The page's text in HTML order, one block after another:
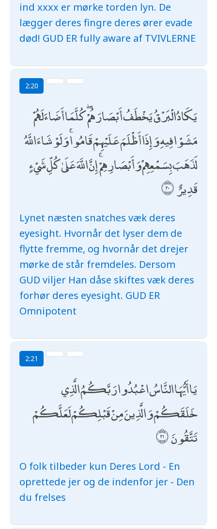
ind xxxx er mørke torden lyn. De
lægger deres fingre deres ører evade
død! GUD ER fully aware af TVIVLERNE
2:20
يَكَادُ الْبَرْقُ يَخْطَفُ أَبْصَارَهُمْ ۖ كُلَّمَا أَضَاءَ لَهُمْ
مَشَوْا فِيهِ وَإِذَا أَظْلَمَ عَلَيْهِمْ قَامُوا ۚ وَلَوْ شَاءَ اللَّهُ
لَذَهَبَ بِسَمْعِهِمْ وَأَبْصَارِهِمْ ۚ إِنَّ اللَّهَ عَلَىٰ كُلِّ شَيْءٍ
قَدِيرٌ
Lynet næsten snatches væk deres
eyesight. Hvornår det lyser dem de
flytte fremme, og hvornår det drejer
mørke de står fremdeles. Dersom
GUD viljer Han dåse skiftes væk deres
forhør deres eyesight. GUD ER
Omnipotent
2:21
يَا أَيُّهَا النَّاسُ اعْبُدُوا رَبَّكُمُ الَّذِي
خَلَقَكُمْ وَالَّذِينَ مِنْ قَبْلِكُمْ لَعَلَّكُمْ
تَتَّقُونَ
O folk tilbeder kun Deres Lord - En
oprettede jer og de indenfor jer - Den
du frelses